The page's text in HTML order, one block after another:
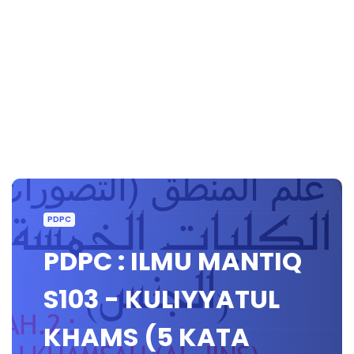
PDPC
PDPC : ILMU MANTIQ
S103 - KULIYYATUL
KHAMS (5 KATA